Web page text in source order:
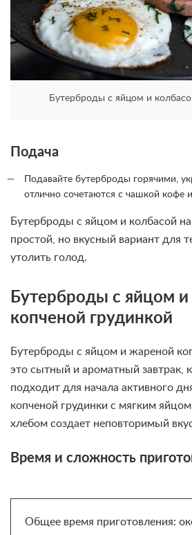
Бутерброды с яйцом и
Подача
Подавайте бутерброды горячими,
отлично сочетаются с чашкой кофе
Бутерброды с яйцом и колбасой
простой, но вкусный вариант для
утолить голод.
Бутерброды с яйцом
копченой грудинкой
Бутерброды с яйцом и жареной
это сытный и ароматный завтрак,
подходит для начала активного
копченой грудинки с мягким
хлебом создает неповторимый
Время и сложность
Общее время приготовления: